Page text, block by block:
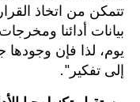
تتمكن من اتخاذ
بيانات أدائنا
يوم، لذا فإن وجودها
إلى تفكير".